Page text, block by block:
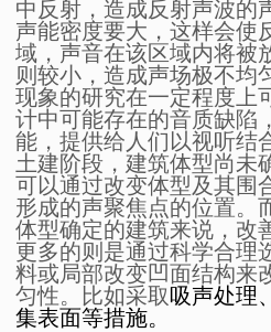
中反射，造成反射声波的
声能密度要大，这样会使
域，声音在该区域内将被
则较小，造成声场极不均
现象的研究在一定程度上
计中可能存在的音质缺陷
能，提供给人们以视听结
土建阶段，建筑体型尚未
可以通过改变体型及其围
形成的声聚焦点的位置。
体型确定的建筑来说， 改
更多的则是通过科学合理
料或局部改变凹面结构来
匀性。
比如采取吸声处理
集表面等措施。